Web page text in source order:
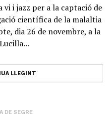
vi i jazz per a la captació de
científica de la malaltia
dia 26 de novembre, a la
LLEGINT
DE SEGRE